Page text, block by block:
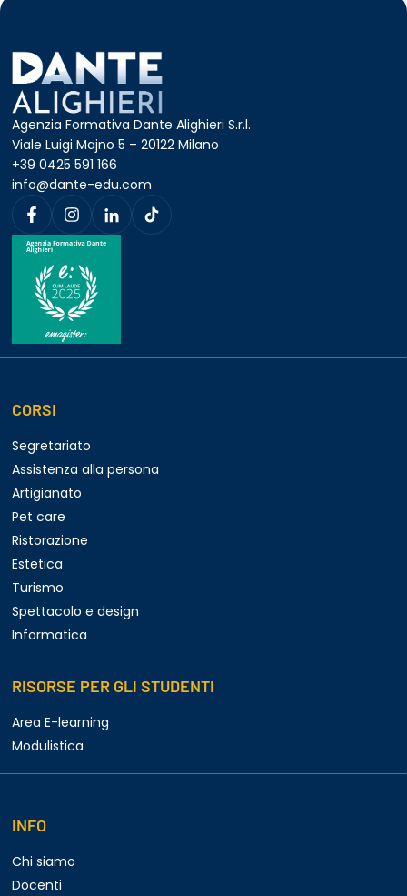
Agenzia Formativa Dante Alighieri S.r.l.
Viale Luigi Majno 5 – 20122 Milano
+39 0425 591 166
info@dante-edu.com
CORSI
Segretariato
Assistenza alla persona
Artigianato
Pet care
Ristorazione
Estetica
Turismo
Spettacolo e design
Informatica
RISORSE PER GLI STUDENTI
Area E-learning
Modulistica
INFO
Chi siamo
Docenti